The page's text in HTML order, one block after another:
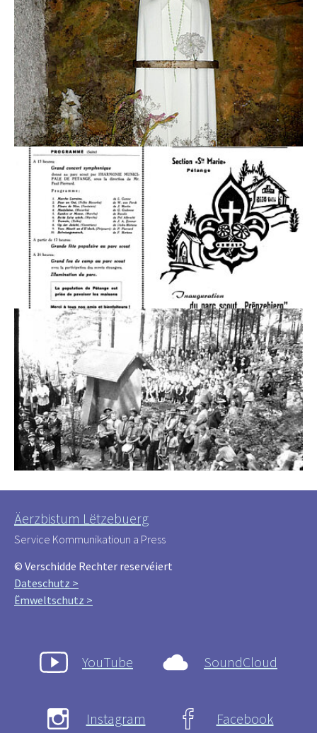
Show larger version
Show larger version
Äerzbistum Lëtzebuerg
Service Kommunikatioun a Press
© Verschidde Rechter reservéiert
Dateschutz >
Ëmweltschutz >
YouTube SoundCloud
Instagram Facebook